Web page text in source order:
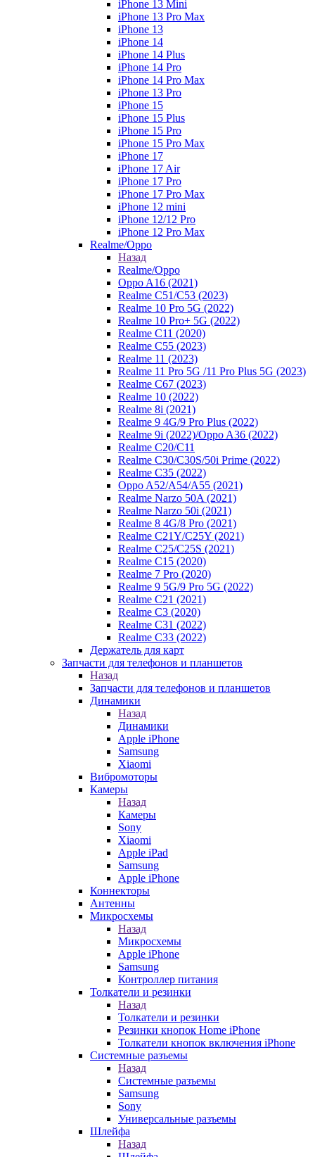
iPhone 13 Mini
iPhone 13 Pro Max
iPhone 13
iPhone 14
iPhone 14 Plus
iPhone 14 Pro
iPhone 14 Pro Max
iPhone 13 Pro
iPhone 15
iPhone 15 Plus
iPhone 15 Pro
iPhone 15 Pro Max
iPhone 17
iPhone 17 Air
iPhone 17 Pro
iPhone 17 Pro Max
iPhone 12 mini
iPhone 12/12 Pro
iPhone 12 Pro Max
Realme/Oppo
Назад
Realme/Oppo
Oppo A16 (2021)
Realme C51/C53 (2023)
Realme 10 Pro 5G (2022)
Realme 10 Pro+ 5G (2022)
Realme C11 (2020)
Realme C55 (2023)
Realme 11 (2023)
Realme 11 Pro 5G /11 Pro Plus 5G (2023)
Realme C67 (2023)
Realme 10 (2022)
Realme 8i (2021)
Realme 9 4G/9 Pro Plus (2022)
Realme 9i (2022)/Oppo A36 (2022)
Realme C20/C11
Realme C30/C30S/50i Prime (2022)
Realme C35 (2022)
Oppo A52/A54/A55 (2021)
Realme Narzo 50A (2021)
Realme Narzo 50i (2021)
Realme 8 4G/8 Pro (2021)
Realme C21Y/C25Y (2021)
Realme C25/C25S (2021)
Realme C15 (2020)
Realme 7 Pro (2020)
Realme 9 5G/9 Pro 5G (2022)
Realme C21 (2021)
Realme C3 (2020)
Realme C31 (2022)
Realme C33 (2022)
Держатель для карт
Запчасти для телефонов и планшетов
Назад
Запчасти для телефонов и планшетов
Динамики
Назад
Динамики
Apple iPhone
Samsung
Xiaomi
Вибромоторы
Камеры
Назад
Камеры
Sony
Xiaomi
Apple iPad
Samsung
Apple iPhone
Коннекторы
Антенны
Микросхемы
Назад
Микросхемы
Apple iPhone
Samsung
Контроллер питания
Толкатели и резинки
Назад
Толкатели и резинки
Резинки кнопок Home iPhone
Толкатели кнопок включения iPhone
Системные разъемы
Назад
Системные разъемы
Samsung
Sony
Универсальные разъемы
Шлейфа
Назад